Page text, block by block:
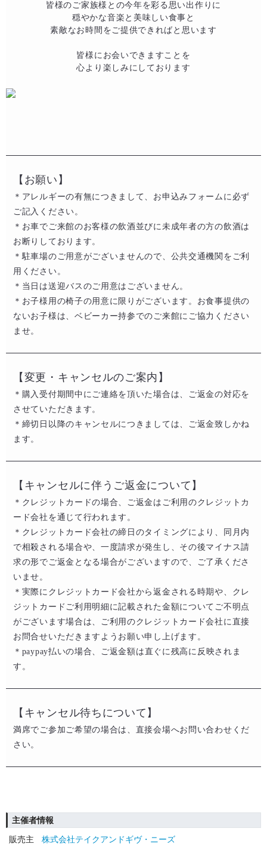
皆様のご家族様との今年を彩る思い出作りに​
穏やかな音楽と美味しい食事と​
素敵なお時間をご提供できればと思います​
皆様にお会いできますことを​
心より楽しみにしております
【お願い】
＊アレルギーの有無につきまして、お申込みフォームに必ず
ご記入ください。​
​＊お車でご来館のお客様の飲酒並びに未成年者の方の飲酒は
お断りしております。​​
＊駐車場のご用意がございませんので、公共交通機関をご利
用ください。​​​
＊当日は送迎バスのご用意はございません。
＊お子様用の椅子の用意に限りがございます。お食事提供の
ないお子様は、ベビーカー持参でのご来館にご協力ください
ませ。
【変更・キャンセルのご案内】
＊購入受付期間中にご連絡を頂いた場合は、ご返金の対応を
させていただきます。​
＊締切日以降のキャンセルにつきましては、ご返金致しかね
ます。
【キャンセルに伴うご返金について​】
＊クレジットカードの場合、ご返金はご利用のクレジットカ
ード会社を通じて行われます。​​
＊クレジットカード会社の締日のタイミングにより、同月内
で相殺される場合や、一度請求が発生し、その後マイナス請
求の形でご返金となる場合がございますので、ご了承くださ
いませ。​
​＊実際にクレジットカード会社から返金される時期や、クレ
ジットカードご利用明細に記載された金額についてご不明点
がございます場合は、ご利用のクレジットカード会社に直接
お問合せいただきますようお願い申し上げます。​​
​＊paypay払いの場合、ご返金額は直ぐに残高に反映されま
す。
【キャンセル待ちについて】
満席でご参加ご希望の場合は、直接会場へお問い合わせくだ
さい。
主催者情報
販売主
株式会社テイクアンドギヴ・ニーズ